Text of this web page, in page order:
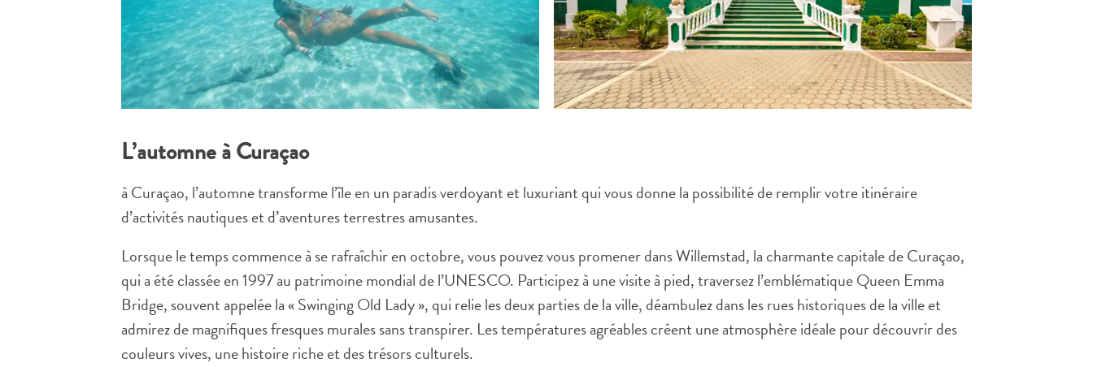
WHATSAPP
X
L’automne à Curaçao
à Curaçao, l’automne transforme l’île en un paradis verdoyant et luxuriant qui vous donne la possibilité de remplir votre itinéraire
d’activités nautiques et d’aventures terrestres amusantes.
Lorsque le temps commence à se rafraîchir en octobre, vous pouvez vous promener dans Willemstad, la charmante capitale de Curaçao,
qui a été classée en 1997 au patrimoine mondial de l’UNESCO. Participez à une visite à pied, traversez l’emblématique Queen Emma
Bridge, souvent appelée la « Swinging Old Lady », qui relie les deux parties de la ville, déambulez dans les rues historiques de la ville et
admirez de magnifiques fresques murales sans transpirer. Les températures agréables créent une atmosphère idéale pour découvrir des
couleurs vives, une histoire riche et des trésors culturels.